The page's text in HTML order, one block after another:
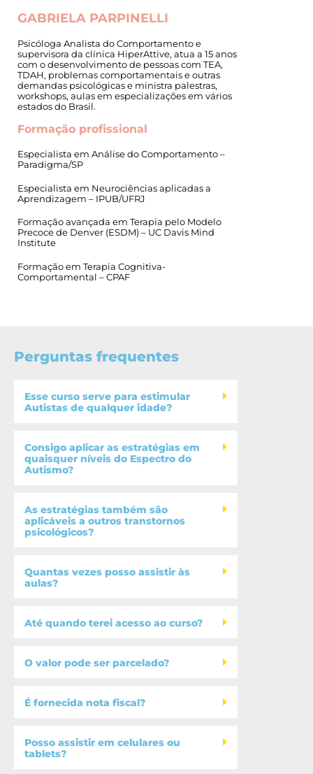
GABRIELA PARPINELLI
Psicóloga Analista do Comportamento e
supervisora da clínica HiperAttive, atua a 15 anos
com o desenvolvimento de pessoas com TEA,
TDAH, problemas comportamentais e outras
demandas psicológicas e ministra palestras,
workshops, aulas em especializações em vários
estados do Brasil.
Formação profissional
Especialista em Análise do Comportamento –
Paradigma/SP
Especialista em Neurociências aplicadas a
Aprendizagem – IPUB/UFRJ
Formação avançada em Terapia pelo Modelo
Precoce de Denver (ESDM) – UC Davis Mind
Institute
Formação em Terapia Cognitiva-
Comportamental – CPAF
Perguntas frequentes
Esse curso serve para estimular
Autistas de qualquer idade?
Consigo aplicar as estratégias em
quaisquer níveis do Espectro do
Autismo?
As estratégias também são
aplicáveis a outros transtornos
psicológicos?
Quantas vezes posso assistir às
aulas?
Até quando terei acesso ao curso?
O valor pode ser parcelado?
É fornecida nota fiscal?
Posso assistir em celulares ou
tablets?